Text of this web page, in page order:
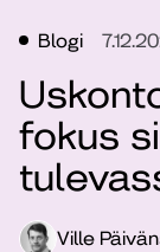
Blogi
fokus
Ville